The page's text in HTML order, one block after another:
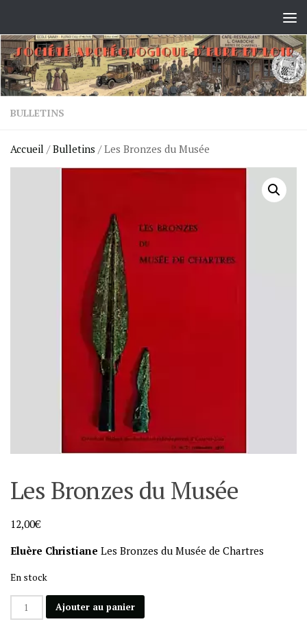
BULLETINS
Accueil /Bulletins / Les Bronzes du Musée
Les Bronzes du Musée
12,00€
Eluère Christiane Les Bronzes du Musée de Chartres
En stock
quantité
de
Ajouter au panier